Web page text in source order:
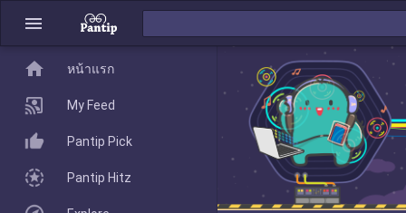
menu
home
home หน้าแรก
My Feed
Pantip Pick
Pantip Hitz